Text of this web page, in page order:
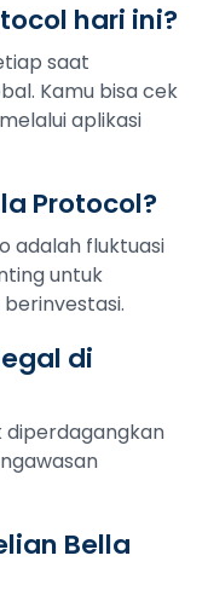
hari ini?
saat
Kamu bisa cek
aplikasi
Protocol?
adalah fluktuasi
untuk
di
Bella